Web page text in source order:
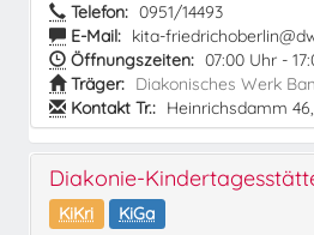
Telefon: 0951/14493
E-Mail: kita-
Öffnungszeiten: 07:00 Uhr -
Träger: Diakonisches Werk
Kontakt Tr.: Heinrichsdamm
Diakonie-
KiKri
KiGa